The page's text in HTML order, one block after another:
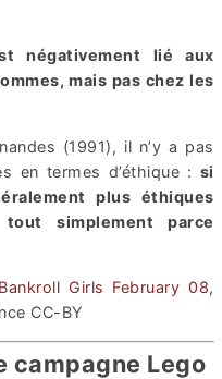
négativement lié aux
mais pas chez les
(1991), il n’y a pas
en termes d’éthique : si
plus éthiques
simplement parce
Girls February 08,
CC-BY
campagne Lego